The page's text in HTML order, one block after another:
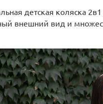
детская коляска
внешний вид и